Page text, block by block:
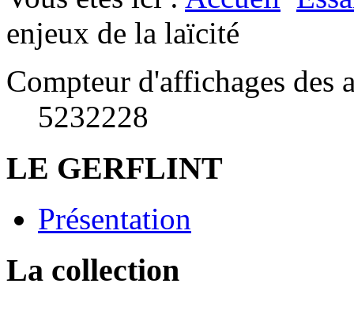
enjeux de la laïcité
Compteur d'affichages des
5232228
LE GERFLINT
Présentation
La collection